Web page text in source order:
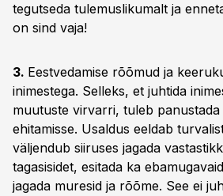
tegutseda tulemuslikumalt ja
on sind vaja!
3. Eestvedamise rõõmud ja
inimestega. Selleks, et juhtida
muutuste virvarri, tuleb panustada
ehitamisse. Usaldus eeldab
väljendub siiruses jagada
tagasisidet, esitada ka
jagada muresid ja rõõme. See ei